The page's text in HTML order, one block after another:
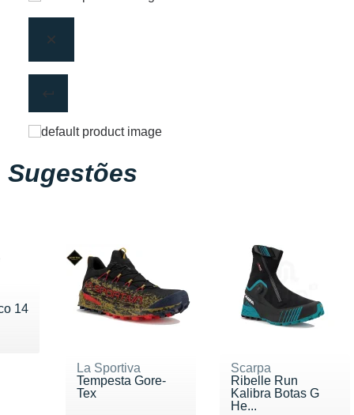
Sugestões
14
La Sportiva
Tempesta Gore-
Tex
Scarpa
Ribelle Run
Kalibra Botas G
He...